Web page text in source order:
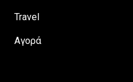
Travel
Αγορά